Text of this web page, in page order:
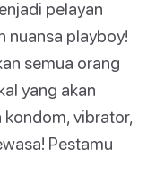
pelayan
nuansa playboy!
semua orang
yang akan
vibrator,
Pestamu